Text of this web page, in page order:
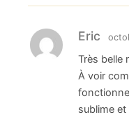
Eric
Très belle
À voir
sublime